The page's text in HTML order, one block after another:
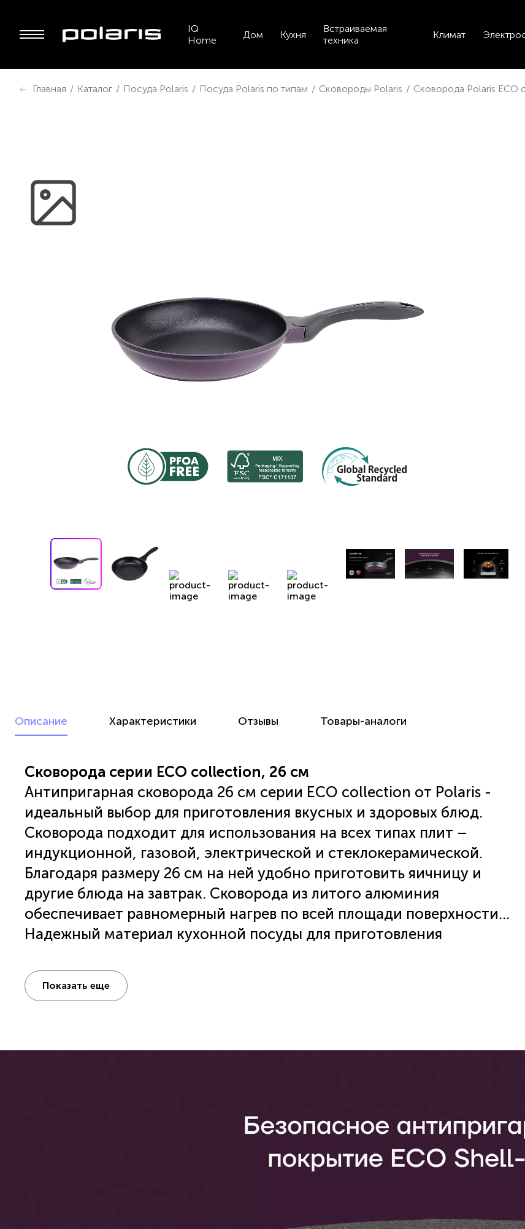
IQ
Home
Дом Кухня
Встраиваемая
техника
Климат
Главная / Каталог / Посуда Polaris / Посуда Polaris по типам / Сковороды Polaris / Сковорода Polaris
Описание Характеристики Отзывы Товары-аналоги
Сковорода серии ECO collection, 26 см
Антипригарная сковорода 26 см серии ECO collection от Polaris -
идеальный выбор для приготовления вкусных и здоровых блюд.
Cковорода подходит для использования на всех типах плит –
индукционной, газовой, электрической и стеклокерамической.
Благодаря размеру 26 см на ней удобно приготовить яичницу и
другие блюда на завтрак. Сковорода из литого алюминия
обеспечивает равномерный нагрев по всей площади поверхности.
Надежный материал кухонной посуды для приготовления
антипригарному покрытию Eco Shell-3X, которое не содержит
добавления PFOA, можно готовить пищу с минимальным
оснащена эргономичной бакелитовой ручкой с покрытием Soft
сочетание качества и функциональности, которое позволяет легко
и быстро приготовить вкусные блюда без лишнего труда и
ПОСМОТРЕТЬ РЕКОМЕНДАЦИИ ПО УХОДУ
Показать еще